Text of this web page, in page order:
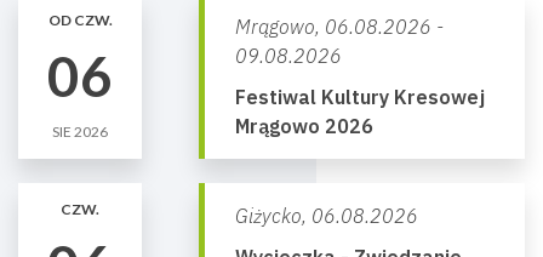
OD CZW.
06
SIE 2026
Mrągowo, 06.08.2026 -
09.08.2026
Festiwal Kultury Kresowej
Mrągowo 2026
CZW. Giżycko, 06.08.2026